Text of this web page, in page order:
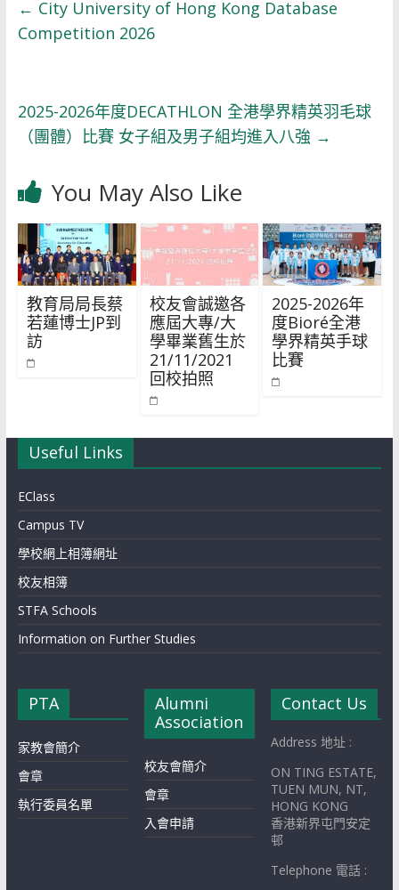
← City University of Hong Kong Database
Competition 2026
2025-2026年度DECATHLON 全港學界精英羽毛球
（團體）比賽 女子組及男子組均進入八強 →
You May Also Like
教育局局長蔡
若蓮博士JP到
訪
校友會誠邀各
應屆大專/大
學畢業舊生於
21/11/2021
回校拍照
2025-2026年
度Bioré全港
學界精英手球
比賽
Useful Links
EClass
Campus TV
學校網上相簿網址
校友相簿
STFA Schools
Information on Further Studies
PTA
家教會簡介
會章
執行委員名單
Alumni
Association
校友會簡介
會章
入會申請
Contact Us
Address 地址 :
ON TING ESTATE,
TUEN MUN, NT,
HONG KONG
香港新界屯門安定
邨
Telephone 電話 :